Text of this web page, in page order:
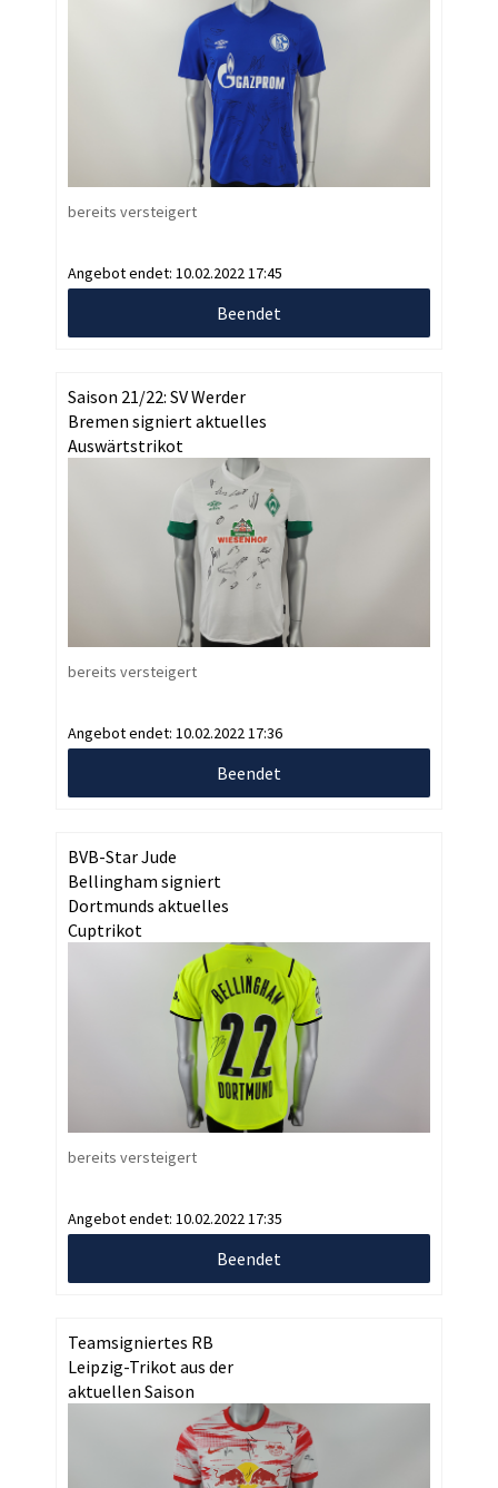
bereits versteigert
Angebot endet: 10.02.2022 17:45
Beendet
Saison 21/22: SV Werder
Bremen signiert aktuelles
Auswärtstrikot
bereits versteigert
Angebot endet: 10.02.2022 17:36
Beendet
BVB-Star Jude
Bellingham signiert
Dortmunds aktuelles
Cuptrikot
bereits versteigert
Angebot endet: 10.02.2022 17:35
Beendet
Teamsigniertes RB
Leipzig-Trikot aus der
aktuellen Saison